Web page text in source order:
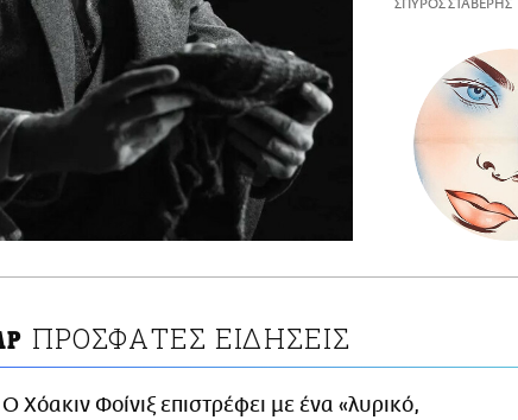
ΣΠΥΡΟΣ ΣΤΑΒΕΡΗΣ
ΠΡΟΣΦΑΤΕΣ ΕΙΔΗΣΕΙΣ
Ο Χόακιν Φοίνιξ επιστρέφει με ένα «λυρικό,